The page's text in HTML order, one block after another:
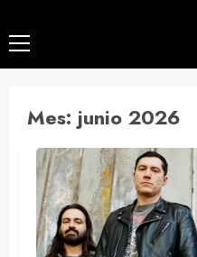
Menú
principal
Mes:junio 2026